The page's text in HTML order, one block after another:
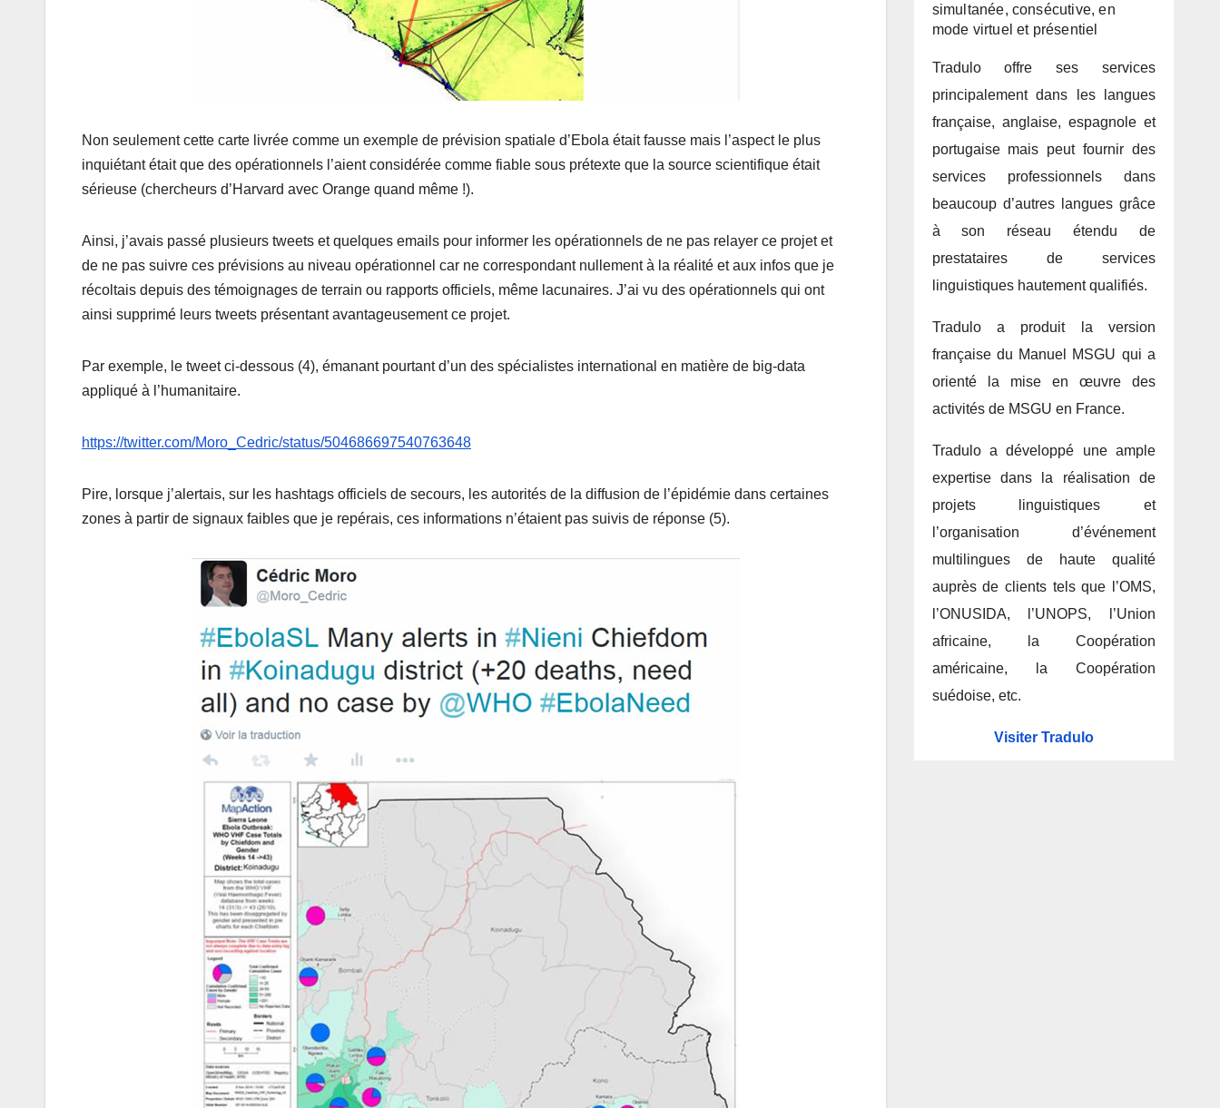
Non seulement cette carte livrée comme un exemple de prévision spatiale d’Ebola était fausse mais l’aspect le plus
inquiétant était que des opérationnels l’aient considérée comme fiable sous prétexte que la source scientifique était
sérieuse (chercheurs d’Harvard avec Orange quand même !).
Ainsi, j’avais passé plusieurs tweets et quelques emails pour informer les opérationnels de ne pas relayer ce projet et
de ne pas suivre ces prévisions au niveau opérationnel car ne correspondant nullement à la réalité et aux infos que je
récoltais depuis des témoignages de terrain ou rapports officiels, même lacunaires. J’ai vu des opérationnels qui ont
ainsi supprimé leurs tweets présentant avantageusement ce projet.
Par exemple, le tweet ci-dessous (4), émanant pourtant d’un des spécialistes international en matière de big-data
appliqué à l’humanitaire.
https://twitter.com/Moro_Cedric/status/504686697540763648
Pire, lorsque j’alertais, sur les hashtags officiels de secours, les autorités de la diffusion de l’épidémie dans certaines
zones à partir de signaux faibles que je repérais, ces informations n’étaient pas suivis de réponse (5).
simultanée, consécutive, en
mode virtuel et présentiel
Tradulo offre ses services
principalement dans les langues
française, anglaise, espagnole et
portugaise mais peut fournir des
services professionnels dans
beaucoup d’autres langues grâce
à son réseau étendu de
prestataires de services
linguistiques hautement qualifiés.
Tradulo a produit la version
française du Manuel MSGU qui a
orienté la mise en œuvre des
activités de MSGU en France.
Tradulo a développé une ample
expertise dans la réalisation de
projets linguistiques et
l’organisation d’événement
multilingues de haute qualité
auprès de clients tels que l’OMS,
l’ONUSIDA, l’UNOPS, l’Union
africaine, la Coopération
américaine, la Coopération
suédoise, etc.
Visiter Tradulo